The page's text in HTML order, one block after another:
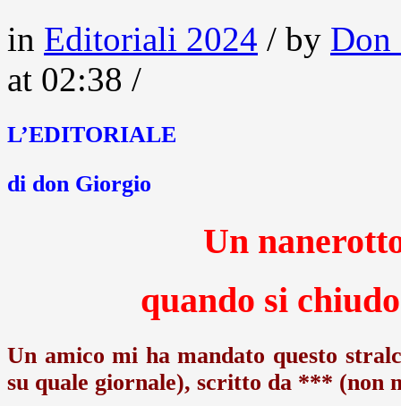
in Editoriali 2024 / by Don
at 02:38 /
L’EDITORIALE
di don Giorgio
Un
quando si
Un amico mi ha mandato questo
su quale giornale), scritto da *** (non